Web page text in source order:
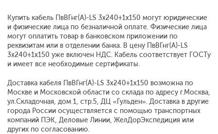
Купить кабель ПвВГнг(A)-LS 3x240+1x150 могут юридические
и физические лица по безналичной оплате. Физические лица
могут оплатить товар в банковском приложении по
реквизитам или в отделении банка. В цену ПвВГнг(A)-LS
3x240+1x150 уже включен НДС. Кабель соответствует ГОСТу
и имеет все необходимые сертификаты.
Доставка кабеля ПвВГнг(A)-LS 3x240+1x150 возможна по
Москве и Московской области со склада по адресу г.Москва,
ул.Складочная, дом 1, стр.5, ДЦ «Гульден». Доставка в другие
города России осуществляется с помощью транспортных
компаний ПЭК, Деловые Линии, ЖелДорЭкспедиция или
других по согласованию.